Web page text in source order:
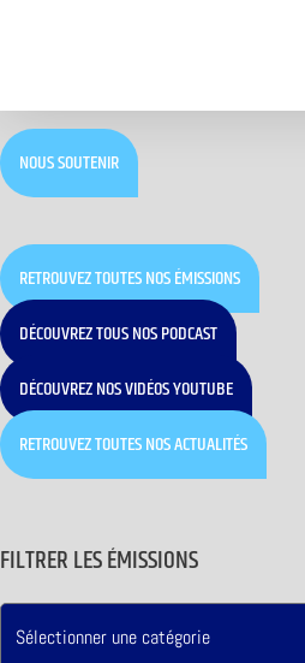
NOUS SOUTENIR
RETROUVEZ TOUTES NOS ÉMISSIONS
DÉCOUVREZ TOUS NOS PODCAST
DÉCOUVREZ NOS VIDÉOS YOUTUBE
RETROUVEZ TOUTES NOS ACTUALITÉS
FILTRER LES ÉMISSIONS